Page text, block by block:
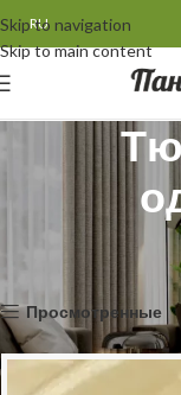
Skip to navigation
Skip to main content
RU
Тюль
Показаны все
Просмотренные